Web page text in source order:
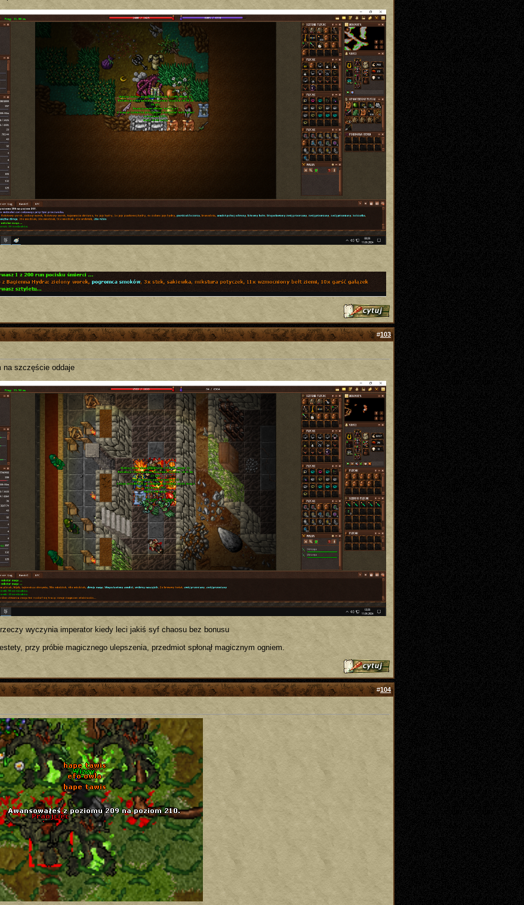
#103
na szczęście oddaje
wyczynia imperator kiedy leci jakiś syf chaosu bez bonusu
przy próbie magicznego ulepszenia, przedmiot spłonął magicznym ogniem.
#104